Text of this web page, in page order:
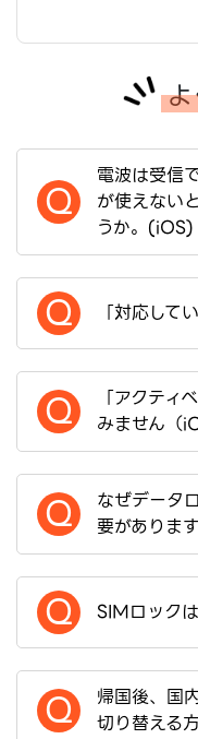
Q
電波は受信
が使えない
うか。(iOS)
Q 「対応し
Q
「アクティ
みません（
Q
なぜデータ
要がありま
Q SIMロック
Q
帰国後、国
切り替える